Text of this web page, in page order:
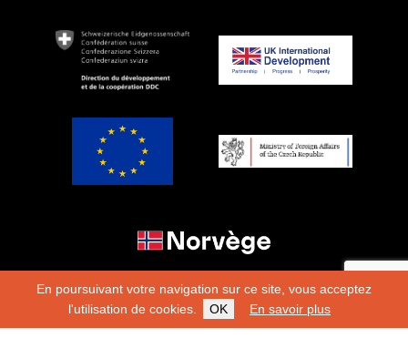
En poursuivant votre navigation sur ce site, vous acceptez
l'utilisation de cookies.
OK En savoir plus